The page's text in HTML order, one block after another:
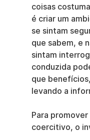
coisas
é criar um
se sintam
que sabem, e
sintam
conduzida
que
levando a
Para
coercitivo, o